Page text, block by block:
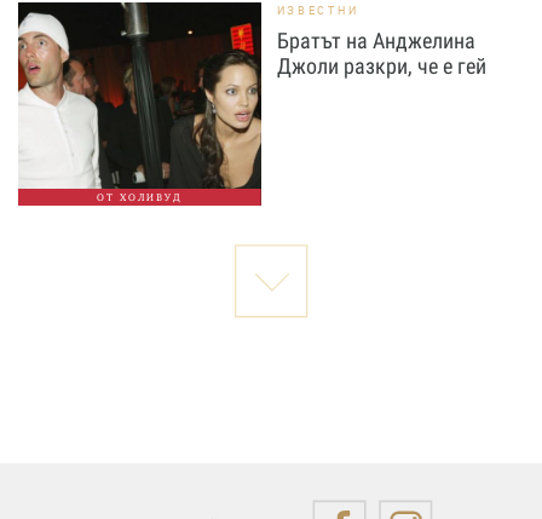
ОТ ХОЛИВУД
ИЗВЕСТНИ
Братът на Анджелина
Джоли разкри, че е гей